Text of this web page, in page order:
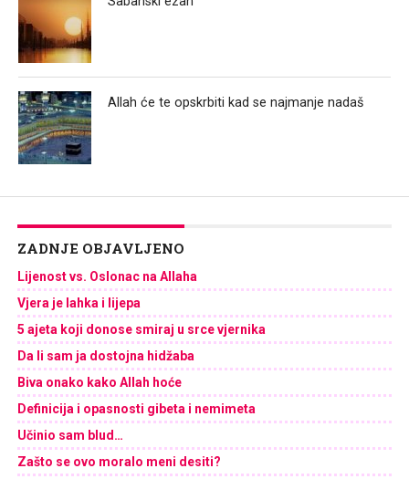
Allah će te opskrbiti kad se najmanje nadaš
ZADNJE OBJAVLJENO
Lijenost vs. Oslonac na Allaha
Vjera je lahka i lijepa
5 ajeta koji donose smiraj u srce vjernika
Da li sam ja dostojna hidžaba
Biva onako kako Allah hoće
Definicija i opasnosti gibeta i nemimeta
Učinio sam blud…
Zašto se ovo moralo meni desiti?